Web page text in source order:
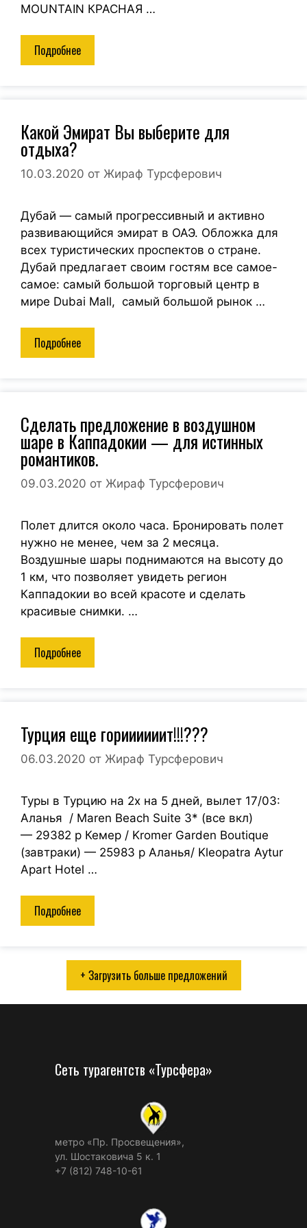
MOUNTAIN КРАСНАЯ …
Подробнее
Какой Эмират Вы выберите для
отдыха?
10.03.2020 от Жираф Турсферович
Дубай — самый прогрессивный и активно
развивающийся эмират в ОАЭ. Обложка для
всех туристических проспектов о стране.
Дубай предлагает своим гостям все самое-
самое: самый большой торговый центр в
мире Dubai Mall, самый большой рынок …
Подробнее
Сделать предложение в воздушном
шаре в Каппадокии — для истинных
романтиков.
09.03.2020 от Жираф Турсферович
Полет длится около часа. Бронировать полет
нужно не менее, чем за 2 месяца.
Воздушные шары поднимаются на высоту до
1 км, что позволяет увидеть регион
Каппадокии во всей красоте и сделать
красивые снимки. …
Подробнее
Турция еще гориииииит!!!???
06.03.2020 от Жираф Турсферович
Туры в Турцию на 2х на 5 дней, вылет 17/03:
Аланья / Maren Beach Suite 3* (все вкл)
— 29382 р Кемер / Kromer Garden Boutique
(завтраки) — 25983 р Аланья/ Kleopatra Aytur
Apart Hotel …
Подробнее
+ Загрузить больше предложений
Сеть турагентств «Турсфера»
метро «Пр. Просвещения»,
ул. Шостаковича 5 к. 1
+7 (812) 748-10-61